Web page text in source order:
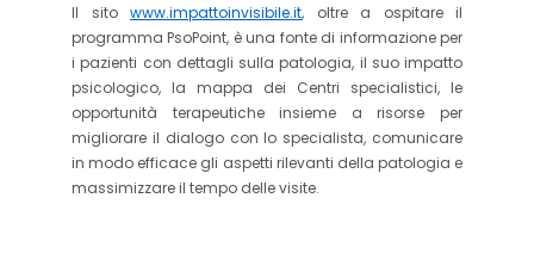
Il sito www.impattoinvisibile.it, oltre a ospitare il
programma PsoPoint, è una fonte di informazione per
i pazienti con dettagli sulla patologia, il suo impatto
psicologico, la mappa dei Centri specialistici, le
opportunità terapeutiche insieme a risorse per
migliorare il dialogo con lo specialista, comunicare
in modo efficace gli aspetti rilevanti della patologia e
massimizzare il tempo delle visite.